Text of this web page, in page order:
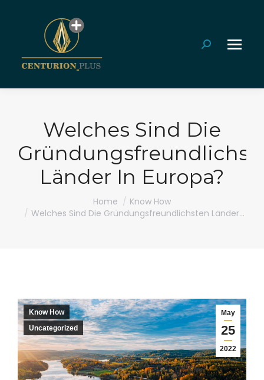
Search:
Welches Sind Die
Länder In Europa?
Home
Know How
Welches Sind Die Gründungsfreundlichsten Länder…
May
25
2022
Know How
Uncategorized